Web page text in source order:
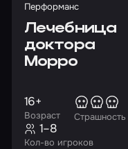
Перформанс
Лечебница
доктора
Морро
Возраст
16+
Страшность
Кол-во игроков
1–8